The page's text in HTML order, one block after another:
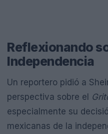
Reflexionando
Independencia
Un reportero pidió a
perspectiva sobre el
especialmente su
mexicanas de la